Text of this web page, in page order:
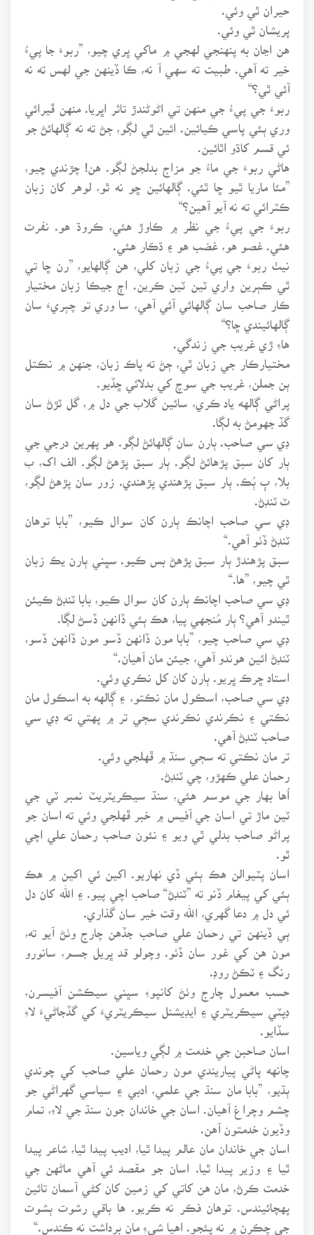
حيران ٿي وئي.
پريشان ٿي وئي.
هن اڃان به پنهنجي لهجي ۾ ماکي ڀري چيو، ”ربوءَ جا پيءُ
خير ته آهي. طبيت ته سهي آ نه، ڪا ڏينهن جي لهس ته نه
آئي ٿي؟“
ربوءَ جي پيءُ جي منهن تي اڻوڻندڙ تاثر اڀريا. منهن ڦيرائي
وري ٻئي پاسي ڪيائين. ائين ٿي لڳو، ڄڻ ته نه ڳالهائڻ جو
ئي قسم کاڌو اٿائين.
هاڻي ربوءَ جي ماءُ جو مزاج بدلجڻ لڳو. هن! چڙندي چيو،
”مئا ماريا ٿيو ڇا ٿئي. ڳالهائين ڇو نه ٿو، لوهر کان زبان
ڪٽرائي ته نه آيو آهين؟“
ربوءَ جي پيءُ جي نظر ۾ ڪاوڙ هئي، ڪروڌ هو. نفرت
هئي. غصو هو، غضب هو ۽ ڌڪار هئي.
نيٺ ربوءَ جي پيءُ جي زبان کلي، هن ڳالهايو، ”رن ڇا تي
ٿي ڪٻرين واري ٽين ٽين ڪرين. اڄ جيڪا زبان مختيار
ڪار صاحب سان ڳالهائي آئي آهي، سا وري تو چٻريءَ سان
ڳالهائيندي ڇا؟“
هاءِ ڙي غريب جي زندگي.
مختيارڪار جي زبان ٿي، ڄڻ ته پاڪ زبان، جنهن ۾ نڪتل
ٻن جملن، غريب جي سوچ کي بدلائي ڇڏيو.
پراڻي ڳالهه ياد ڪري، سائين گلاب جي دل ۾، گل ٽڙڻ سان
گڏ جهومڻ به لڳا.
ڊي سي صاحب. ٻارن سان ڳالهائڻ لڳو. هو پهرين درجي جي
ٻار کان سبق پڙهائڻ لڳو. ٻار سبق پڙهڻ لڳو. الف اک، ب
بلا، ٻ ٻُڪ. ٻار سبق پڙهندي پڙهندي. زور سان پڙهڻ لڳو،
ڊي سي صاحب اچانڪ ٻارن کان سوال ڪيو، ”بابا توهان
ٽنڊڻ ڏٺو آهي.“
سبق پڙهندڙ ٻار سبق پڙهڻ بس ڪيو. سڀني ٻارن يڪ زبان
ٿي چيو، ”ها.“
ڊي سي صاحب اچانڪ ٻارن کان سوال ڪيو، بابا ٽنڊڻ ڪيئن
ٿيندو آهي؟ ٻار مُنجهي پيا، هڪ ٻئي ڏانهن ڏسڻ لڳا.
ڊي سي صاحب چيو، ”بابا مون ڏانهن ڏسو مون ڏانهن ڏسو،
ٽنڊڻ ائين هوندو آهي، جيئن مان آهيان.“
استاد ڇرڪ ڀريو. ٻارن کان کل نڪري وئي.
ڊي سي صاحب، اسڪول مان نڪتو، ۽ ڳالهه به اسڪول مان
صاحب ٽنڊڻ آهي.
تر مان نڪتي ته سڄي سنڌ ۾ ڦهلجي وئي.
رحمان علي ڪهڙو، چي ٽنڊڻ.
اُها بهار جي موسم هئي، سنڌ سيڪريٽريٽ نمبر ٽي جي
ٽين ماڙ تي اسان جي آفيس ۾ خبر ڦهلجي وئي ته اسان جو
پراڻو صاحب بدلي ٿي ويو ۽ نئون صاحب رحمان علي اچي
اسان پٽيوالن هڪ ٻئي ڏي نهاريو. اکين ئي اکين ۾ هڪ
ٻئي کي پيغام ڏنو ته ”ٽنڊڻ“ صاحب اچي پيو. ۽ الله کان دل
ئي دل ۾ دعا گهري، الله وقت خير سان گذاري.
ٻي ڏينهن تي رحمان علي صاحب جڏهن چارج وٺڻ آيو ته،
مون هن کي غور سان ڏٺو. وچولو قد ڀريل جسم، سانورو
رنگ ۽ ٽڪڻ روڊ.
حسب معمول چارج وٺڻ کانپوءِ سڀني سيڪشن آفيسرن،
ڊپٽي سيڪريٽري ۽ ايڊيشنل سيڪريٽريءَ کي گڏجاڻيءَ لاءِ
سڏايو.
اسان صاحبن جي خدمت ۾ لڳي وياسين.
چانهه پاڻي پياريندي مون رحمان علي صاحب کي چوندي
ٻڌيو، ”بابا مان سنڌ جي علمي، ادبي ۽ سياسي گهراڻي جو
چشم وچراغ آهيان. اسان جي خاندان جون سنڌ جي لاءِ، تمام
وڏيون خدمتون آهن.
اسان جي خاندان مان عالم پيدا ٿيا، اديب پيدا ٿيا، شاعر پيدا
ٿيا ۽ وزير پيدا ٿيا. اسان جو مقصد ئي آهي ماڻهن جي
خدمت ڪرڻ، مان هن کاتي کي زمين کان کڻي آسمان تائين
پهچائيندس. توهان فڪر نه ڪريو. ها باقي رشوت ٻشوت
جي چڪرن ۾ نه پئجو. اهيا شيءِ مان برداشت نه ڪندس.“